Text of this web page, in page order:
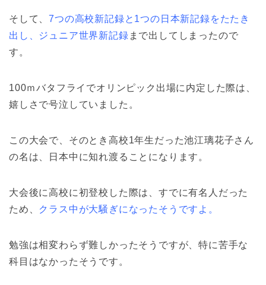
そして、7つの高校新記録と1つの日本新記録をたたき
出し、ジュニア世界新記録 まで出してしまったので
す。
100ｍバタフライでオリンピック出場に内定した際は、
嬉しさで号泣していました。
この大会で、そのとき高校1年生だった池江璃花子さん
の名は、日本中に知れ渡ることになります。
大会後に高校に初登校した際は、すでに有名人だった
ため、 クラス中が大騒ぎになったそうですよ。
勉強は相変わらず難しかったそうですが、特に苦手な
科目はなかったそうです。